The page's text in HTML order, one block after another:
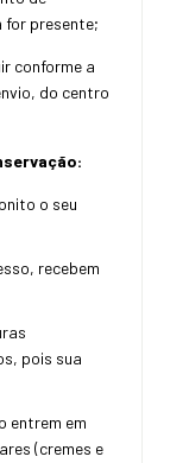
for presente;
conforme a
do centro
o seu
recebem
pois sua
entrem em
(cremes e